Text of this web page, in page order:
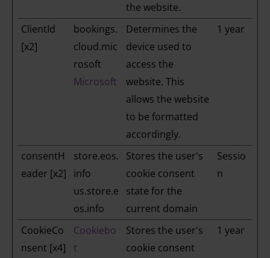
the website.
ClientId
[x2]
bookings.
cloud.mic
rosoft
Microsoft
Determines the
device used to
access the
website. This
allows the website
to be formatted
accordingly.
1 year
consentH
eader [x2]
store.eos.
info
us.store.e
os.info
Stores the user's
cookie consent
state for the
current domain
Sessio
n
CookieCo
nsent [x4]
Cookiebo
t
Stores the user's
cookie consent
1 year